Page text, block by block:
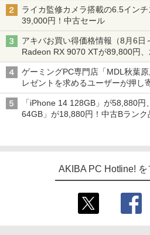
ライカ監修カメラ搭載の6.5イン
39,000円！中古セール
アキバお買い得価格情報（8月6日
Radeon RX 9070 XTが89,800円、
型モニターが9,801円、暑さ指数
ゲーミングPC専門店「MDL秋葉
レゼントを求めるユーザーが押し
「iPhone 14 128GB」が58,880
64GB」が18,880円！中古Bランク
AKIBA PC Hotline! を